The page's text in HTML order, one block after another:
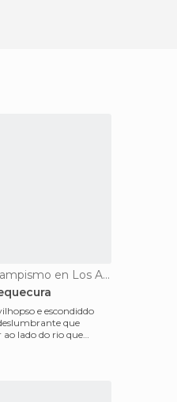
Parques de Campismo en Los Angeles
e escondiddo
que
lado do rio que